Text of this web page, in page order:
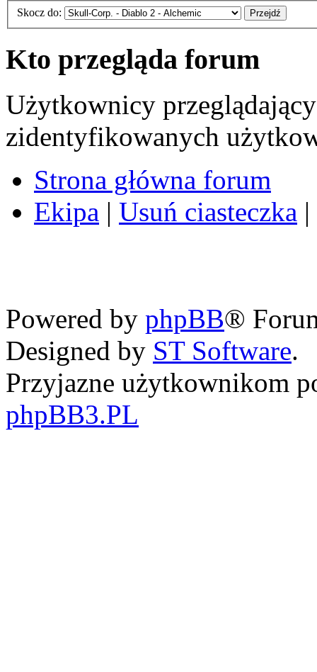
Skocz do:
Kto przegląda forum
Użytkownicy
zidentyfikowanych
Strona główna forum
Ekipa | Usuń ciasteczka |
Powered by phpBB®
Designed by ST Software.
Przyjazne użytkownikom
phpBB3.PL